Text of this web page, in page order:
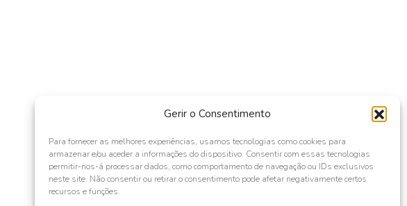
Gerir o Consentimento
Para fornecer as melhores experiências, usamos tecnologias como cookies para
armazenar e/ou aceder a informações do dispositivo. Consentir com essas tecnologias
permitir-nos-á processar dados, como comportamento de navegação ou IDs exclusivos
neste site. Não consentir ou retirar o consentimento pode afetar negativamente certos
recursos e funções.